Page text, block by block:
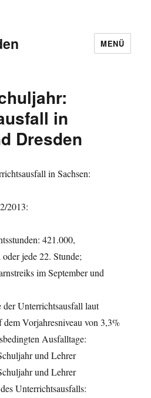
MENÜ
in
Dresden
in Sachsen:
2013:
421.000,
jede 22. Stunde;
im September und
der Unterrichtsausfall laut
Vorjahresniveau von 3,3%
Ausfalltage:
und Lehrer
und Lehrer
Unterrichtsausfalls: